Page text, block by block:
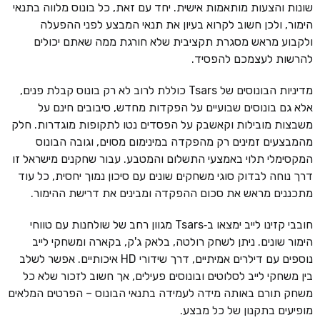
שונות והצעות מותאמות אישית. יחד עם זאת, כל בונוס מלווה בתנאי
הימור, ולכן חשוב לקרוא בעיון את תנאי המבצע לפני ההפעלה
ולקבוע מראש מסגרת תקציבית שלא חורגת ממה שאתם יכולים
להרשות לעצמכם להפסיד.
מדיניות הבונוסים של Tsars כוללת לרוב לא רק בונוס קבלת פנים,
אלא גם בונוסים שבועיים על הפקדות מחדש, סיבובים חינם על
משבצות מובילות וקאשבק על הפסדים נטו לתקופות מוגדרות. חלק
מהמבצעים זמינים רק מהפקדה במינימום מסוים, וגובה הבונוס
המקסימלי תלוי באמצעי התשלום והמטבע. עבור שחקנים מישראל זו
דרך נוחה לבדוק סוגי משחקים שונים עם סיכון נמוך יחסית, כל עוד
מתכננים מראש את סכום ההפקדה ומבינים את דרישת ההימור.
חובבי קזינו לייב ימצאו ב‑Tsars מגוון רחב של שולחנות עם טווחי
הימור שונים. ניתן לשחק רולטה, בלאק ג'ק, בקארה ומשחקי לייב
נוספים עם דילרים אמיתיים, דרך שידורי HD איכותיים. אפשר לשלב
בין משחקי לייב לסלוטים ובונוסים פעילים, אך חשוב לזכור שלא כל
משחק תורם באותה מידה לעמידה בתנאי הבונוס – הפרטים המלאים
מופיעים בתקנון של כל מבצע.